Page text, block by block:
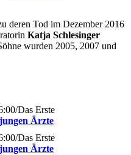
deren Tod im Dezember 2016
Katja Schlesinger
wurden 2005, 2007 und
/Das Erste
Ärzte
/Das Erste
Ärzte